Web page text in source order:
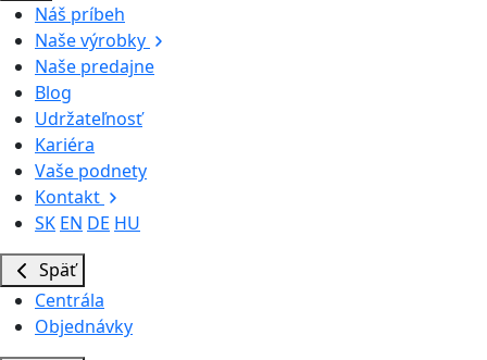
Náš príbeh
Naše výrobky
Naše predajne
Blog
Udržateľnosť
Kariéra
Vaše podnety
Kontakt
SK EN DE HU
Späť
Centrála
Objednávky